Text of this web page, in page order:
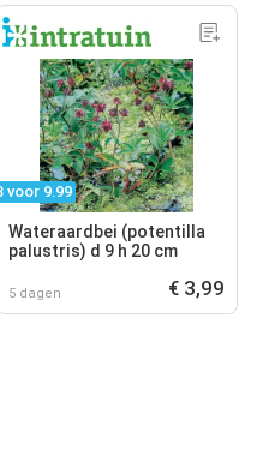
voor 9.99
Wateraardbei (potentilla
palustris) d 9 h 20 cm
5 dagen € 3,99